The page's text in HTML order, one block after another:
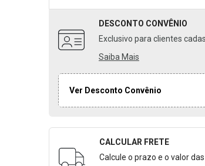
DESCONTO CONVÊNIO
Exclusivo para clientes
Saiba Mais
Ver Desconto Convênio
Formulário para
CALCULAR FRETE
Calcule o prazo e o valor